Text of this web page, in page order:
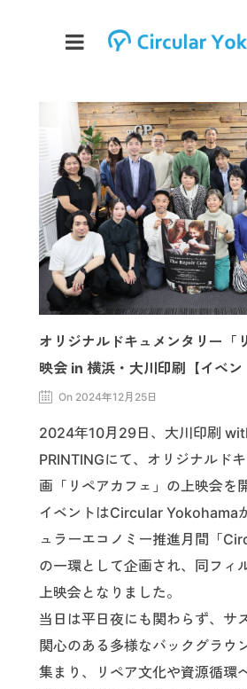
オリジナルドキュメンタリー「
映会 in 横浜・大川印刷【イベン
On 2024年12月25日
2024年10月29日、大川印刷
PRINTINGにて、オリジナルド
画「リペアカフェ」の上映会を
イベントはCircular Yokohama
ュラーエコノミー推進月間「
の一環として企画され、同フィ
上映会となりました。
当日は平日夜にも関わらず、サ
関心のある多様なバックグラウ
集まり、リペア文化や資源循環